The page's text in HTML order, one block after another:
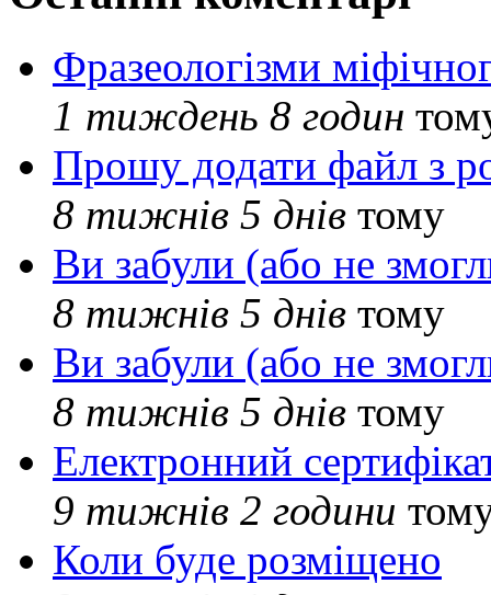
Фразеологізми
1 тиждень 8 годин
Прошу додати файл з
8 тижнів 5 днів тому
Ви забули (або не
8 тижнів 5 днів тому
Ви забули (або не
8 тижнів 5 днів тому
Електронний
9 тижнів 2 години
Коли буде розміщено